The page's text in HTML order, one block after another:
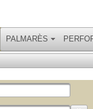
PALMARÈS